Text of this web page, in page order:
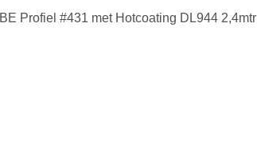
Profiel #431 met Hotcoating DL944 2,4mtr